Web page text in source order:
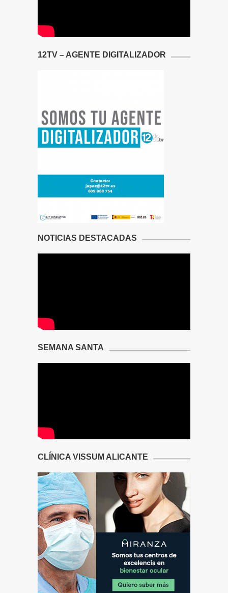
12TV – AGENTE DIGITALIZADOR
NOTICIAS DESTACADAS
SEMANA SANTA
CLÍNICA VISSUM ALICANTE